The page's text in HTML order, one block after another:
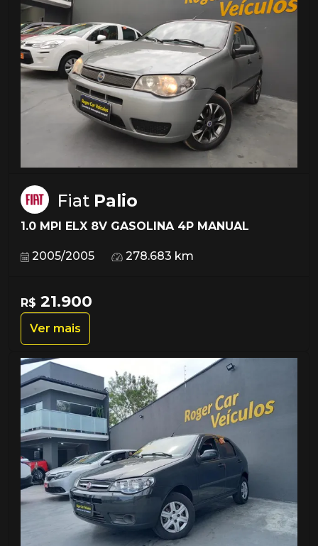
Fiat Palio
1.0 MPI ELX 8V GASOLINA 4P MANUAL
2005/2005 278.683 km
R$ 21.900
Ver mais